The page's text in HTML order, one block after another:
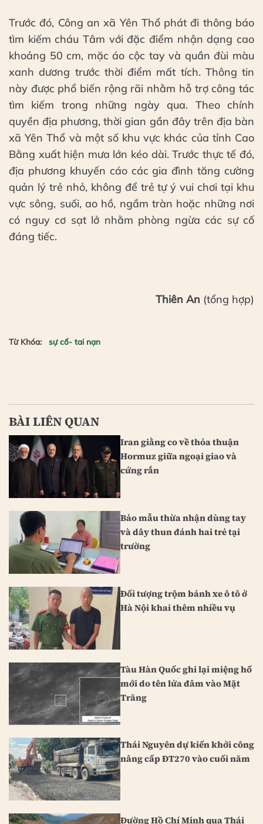
Trước đó, Công an xã Yên Thổ phát đi thông báo
tìm kiếm cháu Tâm với đặc điểm nhận dạng cao
khoảng 50 cm, mặc áo cộc tay và quần đùi màu
xanh dương trước thời điểm mất tích. Thông tin
này được phổ biến rộng rãi nhằm hỗ trợ công tác
tìm kiếm trong những ngày qua. Theo chính
quyền địa phương, thời gian gần đây trên địa bàn
xã Yên Thổ và một số khu vực khác của tỉnh Cao
Bằng xuất hiện mưa lớn kéo dài. Trước thực tế đó,
địa phương khuyến cáo các gia đình tăng cường
quản lý trẻ nhỏ, không để trẻ tự ý vui chơi tại khu
vực sông, suối, ao hồ, ngầm tràn hoặc những nơi
có nguy cơ sạt lở nhằm phòng ngừa các sự cố
đáng tiếc.
Thiên An (tổng hợp)
Từ Khóa: sự cố- tai nạn
BÀI LIÊN QUAN
Iran giằng co về thỏa thuận
Hormuz giữa ngoại giao và
cứng rắn
Bảo mẫu thừa nhận dùng tay
và dây thun đánh hai trẻ tại
trường
Đối tượng trộm bánh xe ô tô ở
Hà Nội khai thêm nhiều vụ
Tàu Hàn Quốc ghi lại miệng hố
mới do tên lửa đâm vào Mặt
Trăng
Thái Nguyên dự kiến khởi công
nâng cấp ĐT270 vào cuối năm
Đường Hồ Chí Minh qua Thái